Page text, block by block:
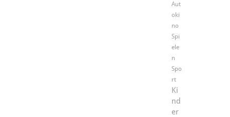
Aut
oki
no
Spi
ele
n
Spo
rt
Ki
nd
er